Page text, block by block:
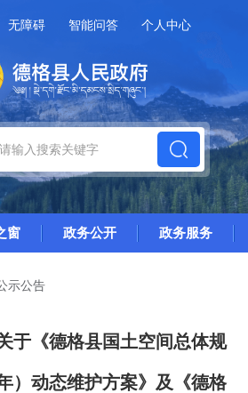
无障碍 智能问答 个人中心
窗 政务公开 政务服务
示公告
于《德格县国土空间总体规
）动态维护方案》及《德格